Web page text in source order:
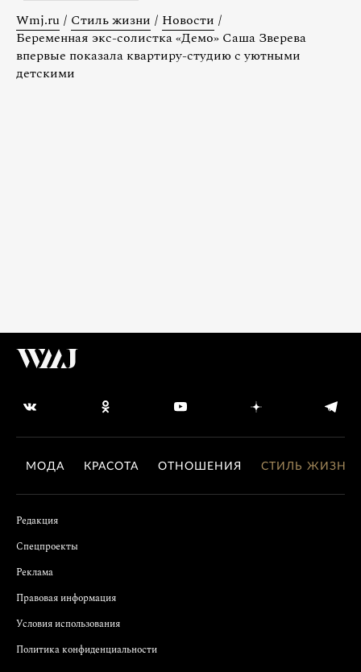
Wmj.ru / Стиль жизни / Новости /
Беременная экс-солистка «Демо» Саша Зверева
впервые показала квартиру-студию с уютными
детскими
МОДА КРАСОТА ОТНОШЕНИЯ СТИЛЬ ЖИЗНИ
Редакция
Спецпроекты
Реклама
Правовая информация
Условия использования
Политика конфиденциальности